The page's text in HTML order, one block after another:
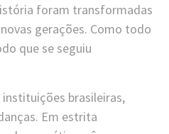
foram transformadas
gerações. Como todo
que se seguiu
brasileiras,
Em estrita